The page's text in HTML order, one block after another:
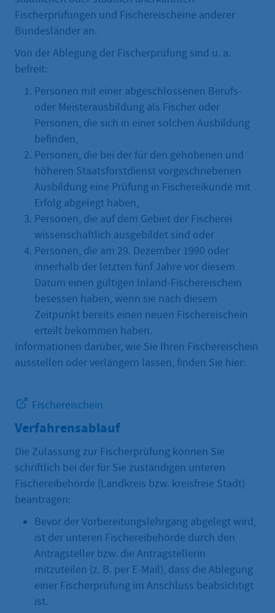
Fischerprüfungen und Fischereischeine anderer
Bundesländer an.
Von der Ablegung der Fischerprüfung sind u. a.
befreit:
Personen mit einer abgeschlossenen Berufs-
oder Meisterausbildung als Fischer oder
Personen, die sich in einer solchen Ausbildung
befinden,
Personen, die bei der für den gehobenen und
höheren Staatsforstdienst vorgeschriebenen
Ausbildung eine Prüfung in Fischereikunde mit
Erfolg abgelegt haben,
Personen, die auf dem Gebiet der Fischerei
wissenschaftlich ausgebildet sind oder
Personen, die am 29. Dezember 1990 oder
innerhalb der letzten fünf Jahre vor diesem
Datum einen gültigen Inland-Fischereischein
besessen haben, wenn sie nach diesem
Zeitpunkt bereits einen neuen Fischereischein
erteilt bekommen haben.
Informationen darüber, wie Sie Ihren Fischereischein
ausstellen oder verlängern lassen, finden Sie hier:
Fischereischein
Verfahrensablauf
Die Zulassung zur Fischerprüfung können Sie
schriftlich bei der für Sie zuständigen unteren
Fischereibehörde (Landkreis bzw. kreisfreie Stadt)
beantragen:
Bevor der Vorbereitungslehrgang abgelegt wird,
ist der unteren Fischereibehörde durch den
Antragsteller bzw. die Antragstellerin
mitzuteilen (z. B. per E-Mail), dass die Ablegung
einer Fischerprüfung im Anschluss beabsichtigt
ist.